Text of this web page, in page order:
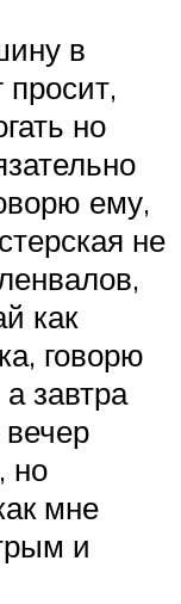
в
просит,
но
ему,
не
как
говорю
завтра
но
мне
и